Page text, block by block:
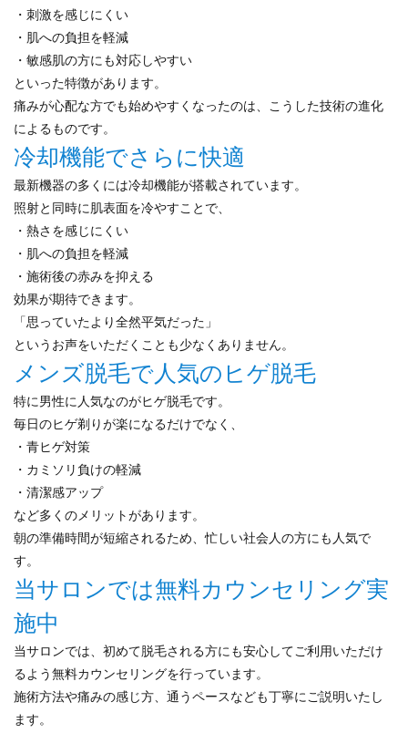
・刺激を感じにくい
・肌への負担を軽減
・敏感肌の方にも対応しやすい
といった特徴があります。
痛みが心配な方でも始めやすくなったのは、こうした技術の進化
によるものです。
冷却機能でさらに快適
最新機器の多くには冷却機能が搭載されています。
照射と同時に肌表面を冷やすことで、
・熱さを感じにくい
・肌への負担を軽減
・施術後の赤みを抑える
効果が期待できます。
「思っていたより全然平気だった」
というお声をいただくことも少なくありません。
メンズ脱毛で人気のヒゲ脱毛
特に男性に人気なのがヒゲ脱毛です。
毎日のヒゲ剃りが楽になるだけでなく、
・青ヒゲ対策
・カミソリ負けの軽減
・清潔感アップ
など多くのメリットがあります。
朝の準備時間が短縮されるため、忙しい社会人の方にも人気で
す。
当サロンでは無料カウンセリング実
施中
当サロンでは、初めて脱毛される方にも安心してご利用いただけ
るよう無料カウンセリングを行っています。
施術方法や痛みの感じ方、通うペースなども丁寧にご説明いたし
ます。